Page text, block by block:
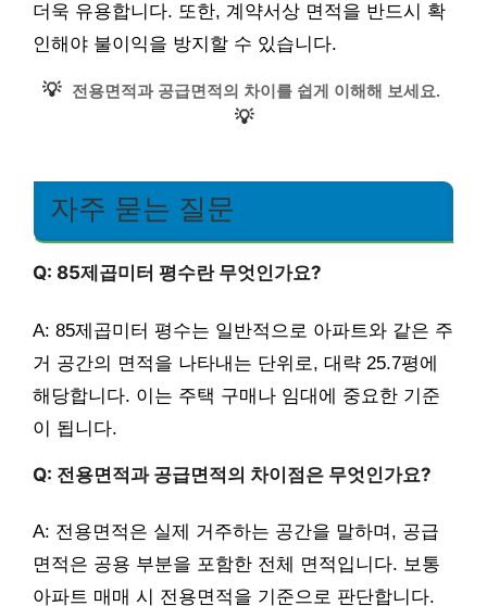
더욱 유용합니다. 또한, 계약서상 면적을 반드시 확
인해야 불이익을 방지할 수 있습니다.
💡 전용면적과 공급면적의 차이를 쉽게 이해해 보세요.
💡
자주 묻는 질문
Q: 85제곱미터 평수란 무엇인가요?
A: 85제곱미터 평수는 일반적으로 아파트와 같은 주
거 공간의 면적을 나타내는 단위로, 대략 25.7평에
해당합니다. 이는 주택 구매나 임대에 중요한 기준
이 됩니다.
Q: 전용면적과 공급면적의 차이점은 무엇인가요?
A: 전용면적은 실제 거주하는 공간을 말하며, 공급
면적은 공용 부분을 포함한 전체 면적입니다. 보통
아파트 매매 시 전용면적을 기준으로 판단합니다.